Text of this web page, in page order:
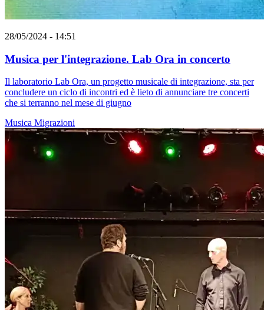
28/05/2024 - 14:51
Musica per l'integrazione. Lab Ora in concerto
Il laboratorio Lab Ora, un progetto musicale di integrazione, sta per
concludere un ciclo di incontri ed è lieto di annunciare tre concerti
che si terranno nel mese di giugno
Musica Migrazioni